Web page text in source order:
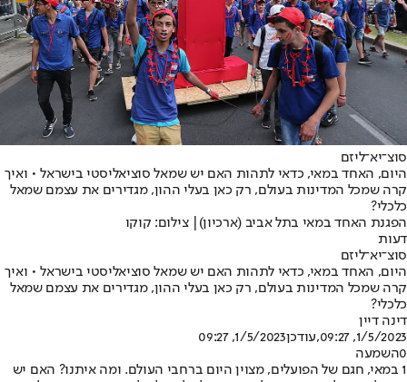
סוצ־יא־ליזם
היום, האחד במאי, כדאי לתהות האם יש שמאל סוציאליסטי בישראל • ואיך
קרה שמכל המדינות בעולם, רק כאן בעלי ההון, מגדירים את עצמם שמאל
כלכלי?
הפגנת האחד במאי בתל אביב (ארכיון)| צילום: קוקו
דעות
סוצ־יא־ליזם
היום, האחד במאי, כדאי לתהות האם יש שמאל סוציאליסטי בישראל • ואיך
קרה שמכל המדינות בעולם, רק כאן בעלי ההון, מגדירים את עצמם שמאל
כלכלי?
דינה דיין
1/5/2023, 09:27
,עודכן1/5/2023, 09:27
0השמעה
1 במאי, חגם של הפועלים
, מצוין היום ברחבי העולם. ומה איתנו? האם יש